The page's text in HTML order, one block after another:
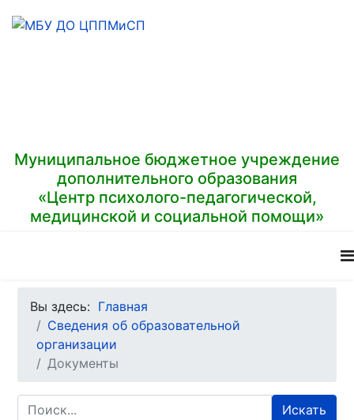
Муниципальное бюджетное учреждение
дополнительного образования
«Центр психолого-педагогической,
медицинской и социальной помощи»
Вы здесь: Главная
Сведения об образовательной
организации
Документы
Искать